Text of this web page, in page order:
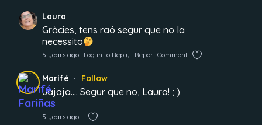
Laura
Gràcies, tens raó segur que no la
necessito
5 years ago Log in to Reply Report Comment
Marifé Follow
Jajaja…. Segur que no, Laura! ; )
5 years ago